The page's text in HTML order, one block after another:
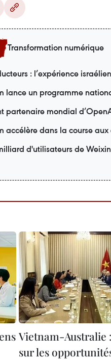
Transformation numérique
: l’expérience
lance un programme
partenaire mondial
accélère dans la course
d'utilisateurs de
Vietnam-Australie
sur les